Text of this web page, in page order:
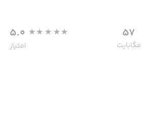
57
مگابایت
5.0
امتیاز